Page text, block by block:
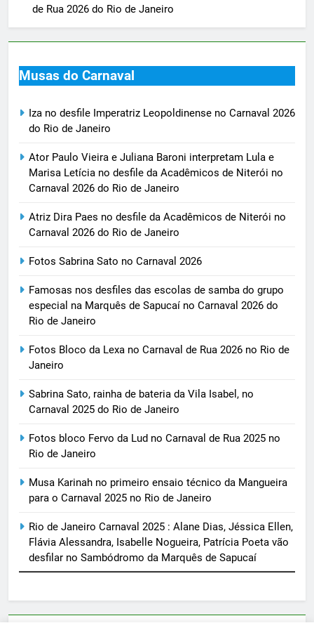
de Rua 2026 do Rio de Janeiro
Musas do Carnaval
Iza no desfile Imperatriz Leopoldinense no Carnaval 2026
do Rio de Janeiro
Ator Paulo Vieira e Juliana Baroni interpretam Lula e
Marisa Letícia no desfile da Acadêmicos de Niterói no
Carnaval 2026 do Rio de Janeiro
Atriz Dira Paes no desfile da Acadêmicos de Niterói no
Carnaval 2026 do Rio de Janeiro
Fotos Sabrina Sato no Carnaval 2026
Famosas nos desfiles das escolas de samba do grupo
especial na Marquês de Sapucaí no Carnaval 2026 do
Rio de Janeiro
Fotos Bloco da Lexa no Carnaval de Rua 2026 no Rio de
Janeiro
Sabrina Sato, rainha de bateria da Vila Isabel, no
Carnaval 2025 do Rio de Janeiro
Fotos bloco Fervo da Lud no Carnaval de Rua 2025 no
Rio de Janeiro
Musa Karinah no primeiro ensaio técnico da Mangueira
para o Carnaval 2025 no Rio de Janeiro
Rio de Janeiro Carnaval 2025 : Alane Dias, Jéssica Ellen,
Flávia Alessandra, Isabelle Nogueira, Patrícia Poeta vão
desfilar no Sambódromo da Marquês de Sapucaí